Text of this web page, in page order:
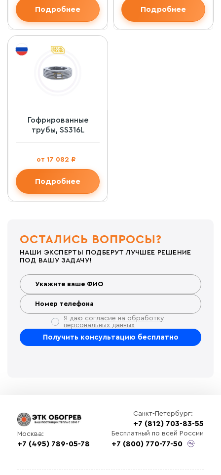
Подробнее Подробнее
Гофрированные
трубы, SS316L
от 17 082 ₽
Подробнее
ОСТАЛИСЬ ВОПРОСЫ?
НАШИ ЭКСПЕРТЫ ПОДБЕРУТ ЛУЧШЕЕ РЕШЕНИЕ
ПОД ВАШУ ЗАДАЧУ!
Я даю согласие на обработку
персональных данных
Санкт-Петербург:
+7 (812) 703-83-55
Москва:
+7 (495) 789-05-78
Бесплатный по всей России
+7 (800) 770-77-50